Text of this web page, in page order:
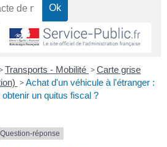
Transports - Mobilité >Carte grise
> Achat d'un véhicule à l'étranger :
un quitus fiscal ?
Question-réponse